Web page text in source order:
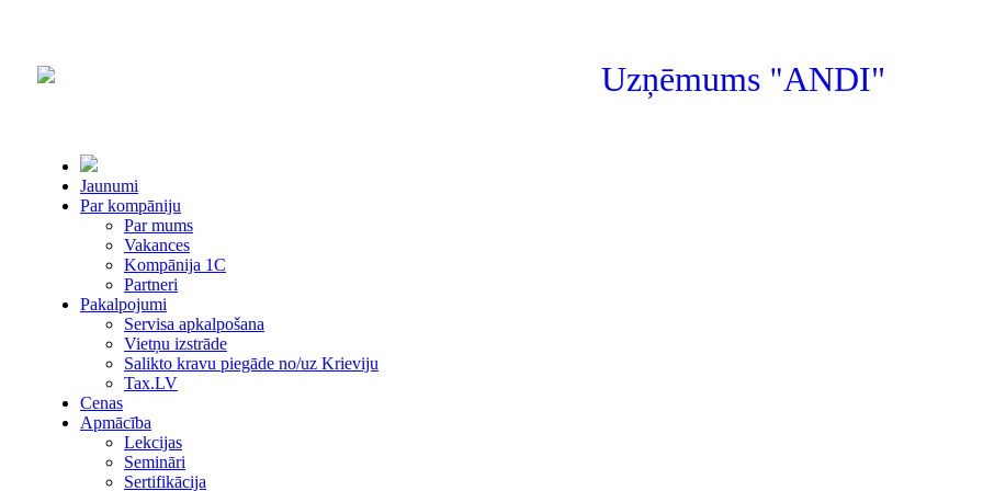
Uzņēmums"ANDI"
Jaunumi
Par kompāniju
Par mums
Vakances
Kompānija 1С
Partneri
Pakalpojumi
Servisa apkalpošana
Vietņu izstrāde
Salikto kravu piegāde no/uz Krieviju
Tax.LV
Cenas
Apmācība
Lekcijas
Semināri
Sertifikācija